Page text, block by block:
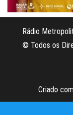
Rádio
© Todos os
Criado com